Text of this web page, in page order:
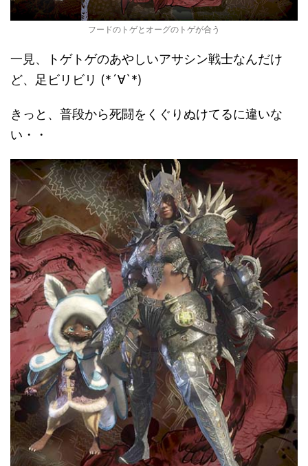
フードのトゲとオーグのトゲが合う
一見、トゲトゲのあやしいアサシン戦士なんだけ
ど、足ビリビリ (*´∀`*)
きっと、普段から死闘をくぐりぬけてるに違いな
い・・